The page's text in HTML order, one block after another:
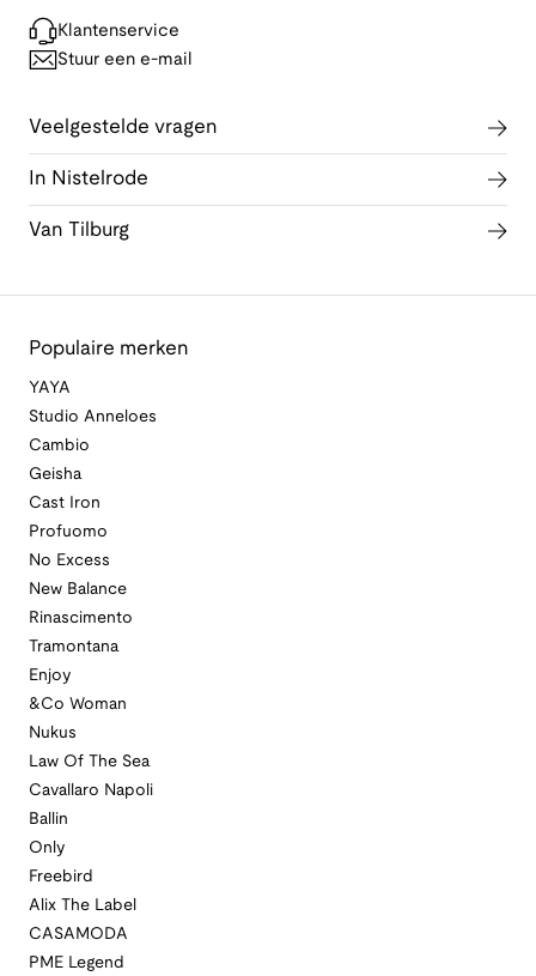
Klantenservice
Stuur een e-mail
Veelgestelde vragen
In Nistelrode
Van Tilburg
Populaire merken
YAYA
Studio Anneloes
Cambio
Geisha
Cast Iron
Profuomo
No Excess
New Balance
Rinascimento
Tramontana
Enjoy
&Co Woman
Nukus
Law Of The Sea
Cavallaro Napoli
Ballin
Only
Freebird
Alix The Label
CASAMODA
PME Legend